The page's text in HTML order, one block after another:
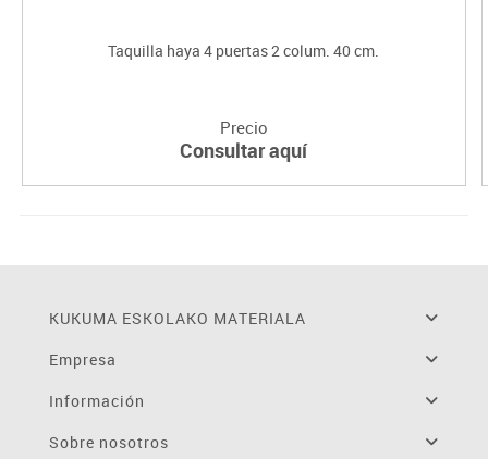
Taquilla haya 4 puertas 2 colum. 40 cm.
Precio
Consultar aquí
KUKUMA ESKOLAKO MATERIALA
Empresa
Información
Sobre nosotros